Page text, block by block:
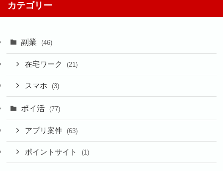
カテゴリー
副業 (46)
在宅ワーク (21)
スマホ (3)
ポイ活 (77)
アプリ案件 (63)
ポイントサイト (1)